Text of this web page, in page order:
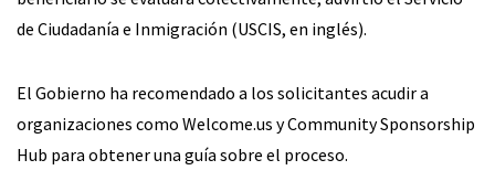
de Ciudadanía e Inmigración (USCIS, en inglés).
El Gobierno ha recomendado a los solicitantes acudir a
organizaciones como Welcome.us y Community Sponsorship
Hub para obtener una guía sobre el proceso.